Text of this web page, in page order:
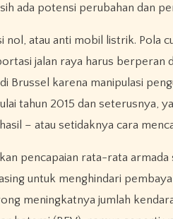
ada potensi perubahan dan
nol, atau anti mobil listrik. Pola
jalan raya harus berperan
Brussel karena manipulasi
tahun 2015 dan seterusnya,
– atau setidaknya cara
pencapaian rata-rata
untuk menghindari
meningkatnya jumlah